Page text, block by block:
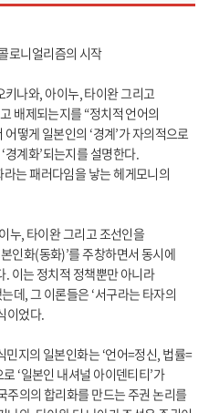
로니얼리즘의 시작
나와, 아이누, 타이완 그리고
배제되는지를 “정치적 언어의
떻게 일본인의 ‘경계’가 자의적으로
계화’되는지를 설명한다.
는 패러다임을 낳는 헤게모니의
누, 타이완 그리고 조선인을
인화(동화)’를 주창하면서 동시에
이는 정치적 정책뿐만 아니라
데, 그 이론들은 ‘서구라는 타자의
이었다.
지의 일본인화는 ‘언어=정신, 법률=
‘일본인 내셔널 아이덴티티’가
의의 합리화를 만드는 주권 논리를